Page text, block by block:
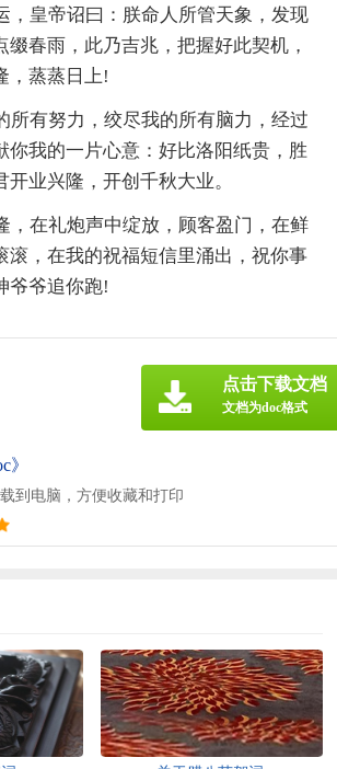
，皇帝诏曰：朕命人所管天象，发现
缀春雨，此乃吉兆，把握好此契机，
，蒸蒸日上!
所有努力，绞尽我的所有脑力，经过
你我的一片心意：好比洛阳纸贵，胜
业兴隆，开创千秋大业。
，在礼炮声中绽放，顾客盈门，在鲜
滚，在我的祝福短信里涌出，祝你事
爷爷追你跑!
》
到电脑，方便收藏和打印
点击下载文档
文档为doc格式